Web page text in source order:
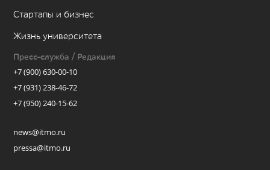
Стартапы и бизнес
Жизнь университета
Пресс-служба / Редакция
+7 (900) 630-00-10
+7 (931) 238-46-72
+7 (950) 240-15-62
news@itmo.ru
pressa@itmo.ru